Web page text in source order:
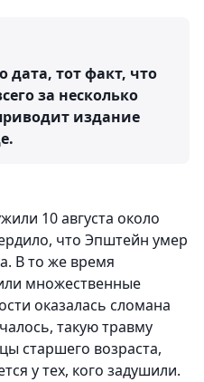
дата, тот факт, что
за несколько
издание
10 августа около
что Эпштейн умер
В то же время
множественные
оказалась сломана
такую травму
старшего возраста,
у тех, кого задушили.